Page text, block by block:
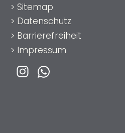
> Sitemap
> Datenschutz
> Barrierefreiheit
> Impressum